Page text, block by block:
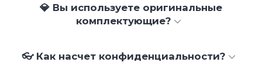
💎 Вы используете оригинальные
комплектующие?
👓 Как насчет конфиденциальности?